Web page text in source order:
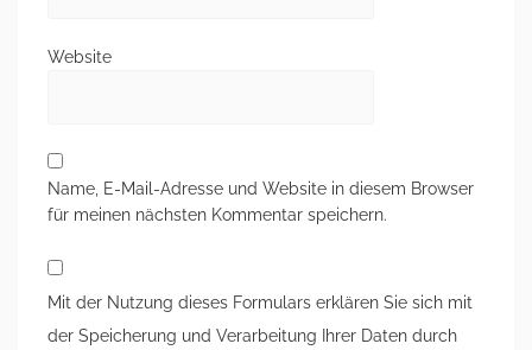
Website
Name, E-Mail-Adresse und Website in diesem Browser
für meinen nächsten Kommentar speichern.
Mit der Nutzung dieses Formulars erklären Sie sich mit
der Speicherung und Verarbeitung Ihrer Daten durch